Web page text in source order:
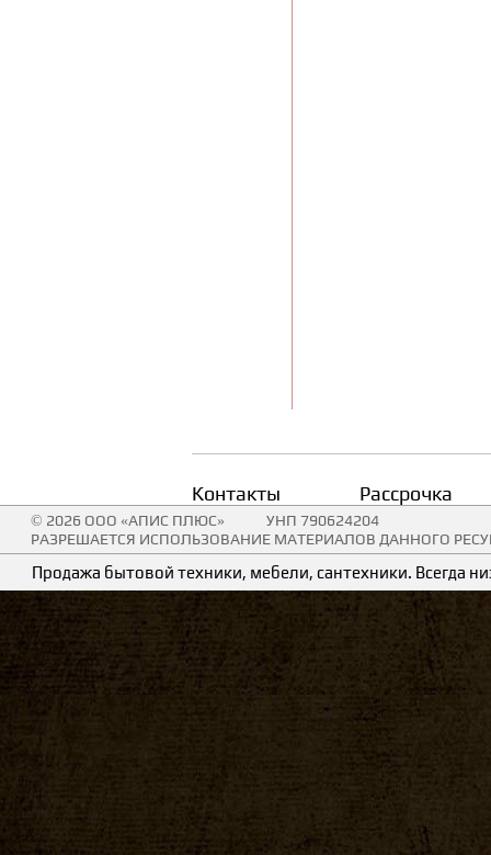
Контакты Рассрочка
© 2026 ООО «АПИС ПЛЮС»
УНП 790624204
РАЗРЕШАЕТСЯ ИСПОЛЬЗОВАНИЕ МАТЕРИАЛОВ ДАННОГО
Продажа бытовой техники, мебели, сантехники. Всегда